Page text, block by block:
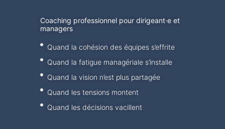
Coaching professionnel pour dirigeant·e et
managers
Quand la cohésion des équipes s’effrite
Quand la fatigue managériale s’installe
Quand la vision n’est plus partagée
Quand les tensions montent
Quand les décisions vacillent